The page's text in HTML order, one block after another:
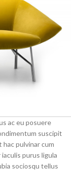
ac eu posuere
suscipit
pulvinar cum
purus ligula
sociosqu tellus